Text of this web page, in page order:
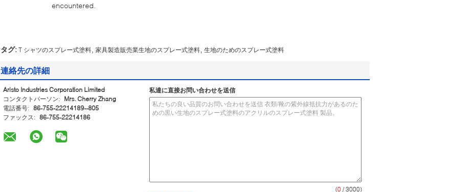
encountered.
タグ: T シャツのスプレー式塗料 家具製造販売業生地のスプレー式塗料 生地のためのスプレー式塗料
連絡先の詳細
Aristo Industries Corporation Limited
コンタクトパーソン:
Mrs. Cherry Zhang
電話番号: 86-755-22214189--805
ファックス: 86-755-22214186
私達に直接お問い合わせを送信
(0 / 3000)